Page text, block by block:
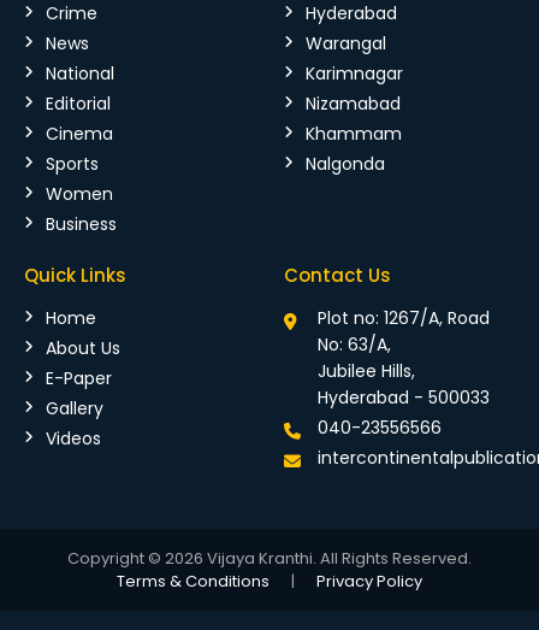
Crime
News
National
Editorial
Cinema
Sports
Women
Business
Hyderabad
Warangal
Karimnagar
Nizamabad
Khammam
Nalgonda
Quick Links
Home
About Us
E-Paper
Gallery
Videos
Contact Us
Plot no: 1267/A, Road
No: 63/A,
Jubilee Hills,
Hyderabad - 500033
040-23556566
Copyright © 2026 Vijaya Kranthi. All Rights Reserved.
Terms & Conditions
| Privacy Policy